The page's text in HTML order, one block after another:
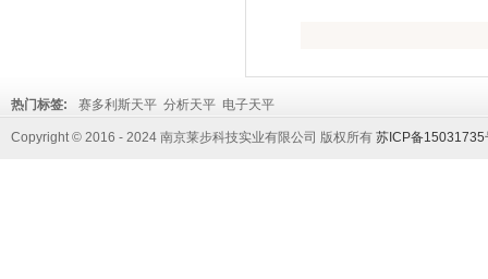
热门标签: 赛多利斯天平 分析天平 电子天平
Copyright © 2016 - 2024 南京莱步科技实业有限公司 版权所有 苏ICP备15031735